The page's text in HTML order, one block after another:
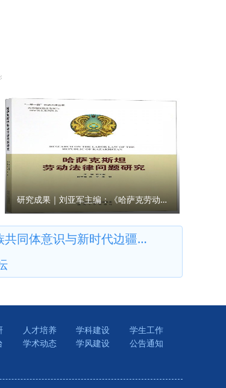
研究成果｜刘亚军主编：《哈萨克劳动法律问题研究》
新时代边疆治理学术研讨会
人才培养 学科建设
学生工作
学术动态 学风建设
公告通知